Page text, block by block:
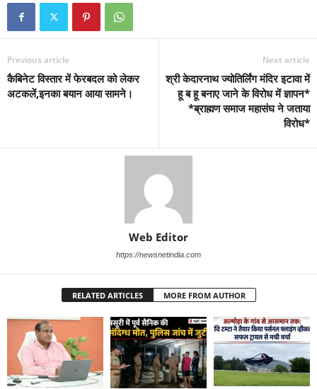
Previous article
कैबिनेट विस्तार में फेरबदल को लेकर
अटकलें,इनका बयान आया सामने।
Next article
श्री केदारनाथ ज्योतिर्लिंग मंदिर इटावा में
हू ब हू बनाए जाने के विरोध में ज्ञापन*
*ब्राह्मण समाज महासंघ ने जताया
विरोध*
Web Editor
https://newsnetindia.com
RELATED ARTICLES MORE FROM AUTHOR